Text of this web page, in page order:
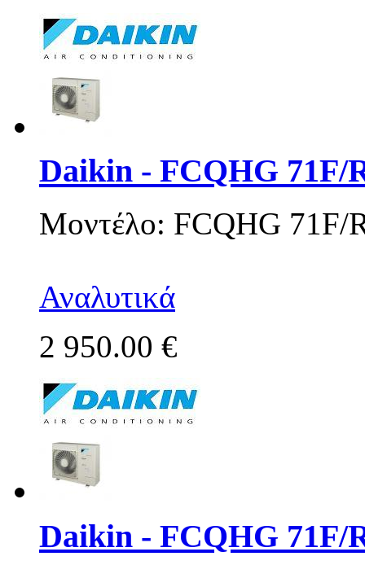
Daikin - FCQHG 71F/
Μοντέλο: FCQHG 71F/
Αναλυτικά
2 950.00 €
Daikin - FCQHG 71F/